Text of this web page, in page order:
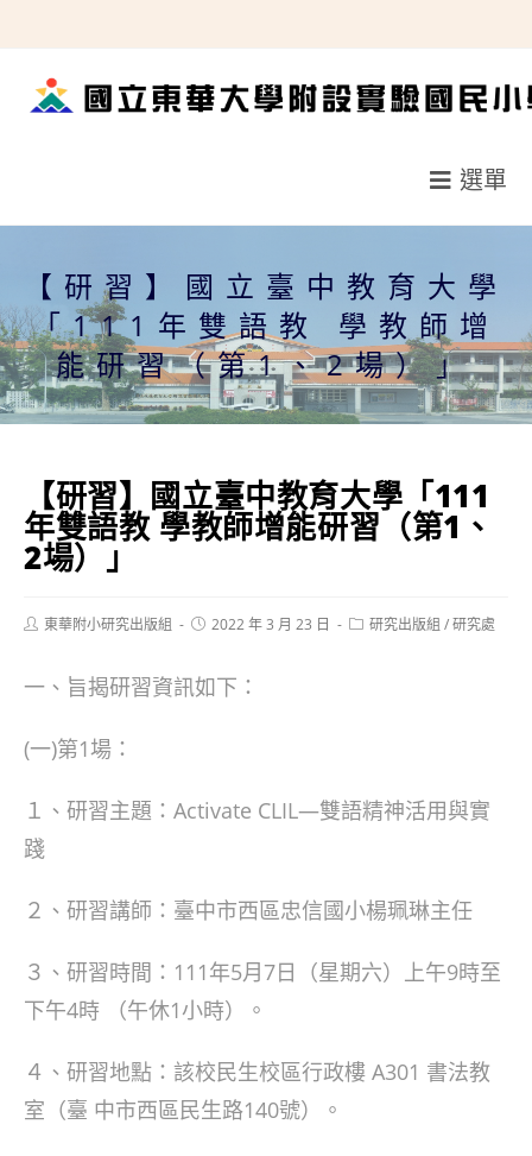
轉
選單
【研習】國立臺中教育大學
「111年雙語教 學教師增
能研習（第1、2場）」
【研習】國立臺中教育大學「111
年雙語教 學教師增能研習（第1、
2場）」
Post東華附小研究出版組
Post2022 年 3 月 23 日
Post研究出版組 /研究處
一、旨揭研習資訊如下：
(一)第1場：
１、研習主題：Activate CLIL—雙語精神活用與實
踐
２、研習講師：臺中市西區忠信國小楊珮琳主任
３、研習時間：111年5月7日（星期六）上午9時至
下午4時 （午休1小時）。
４、研習地點：該校民生校區行政樓 A301 書法教
室（臺 中市西區民生路140號）。